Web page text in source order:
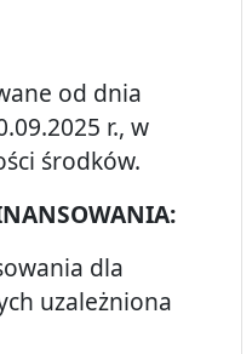
od dnia
r., w
środków.
dla
uzależniona